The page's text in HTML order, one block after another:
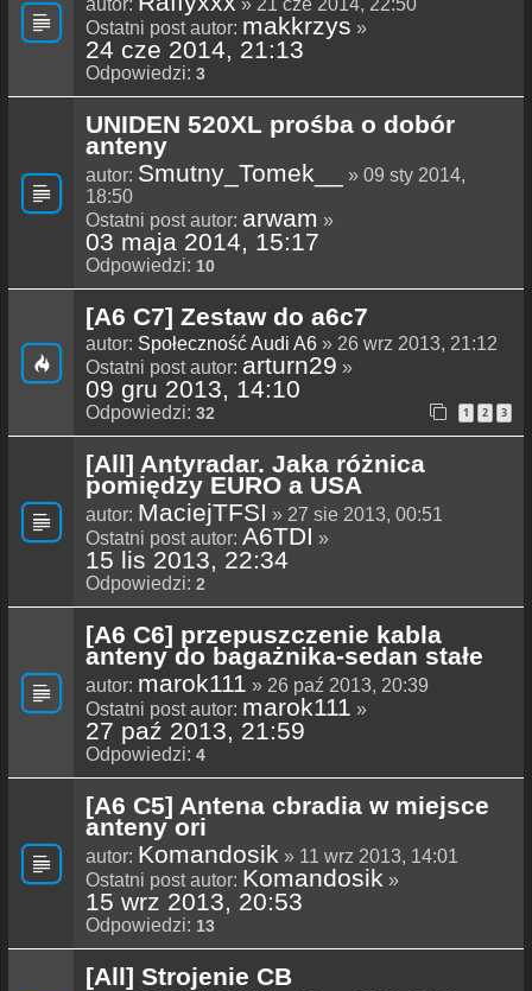
Ostatni post autor: makkrzys »
24 cze 2014, 21:13
Odpowiedzi: 3
UNIDEN 520XL prośba o dobór
anteny
autor: Smutny_Tomek__
» 09 sty 2014,
18:50
Ostatni post autor: arwam »
03 maja 2014, 15:17
Odpowiedzi: 10
[A6 C7] Zestaw do a6c7
autor: Społeczność Audi A6 » 26 wrz 2013, 21:12
Ostatni post autor: arturn29 »
09 gru 2013, 14:10
Odpowiedzi: 32 1 2 3
[All] Antyradar. Jaka różnica
pomiędzy EURO a USA
autor: MaciejTFSI » 27 sie 2013, 00:51
Ostatni post autor: A6TDI »
15 lis 2013, 22:34
Odpowiedzi: 2
[A6 C6] przepuszczenie kabla
anteny do bagażnika-sedan stałe
autor: marok111 » 26 paź 2013, 20:39
Ostatni post autor: marok111 »
27 paź 2013, 21:59
Odpowiedzi: 4
[A6 C5] Antena cbradia w miejsce
anteny ori
autor: Komandosik » 11 wrz 2013, 14:01
Ostatni post autor: Komandosik »
15 wrz 2013, 20:53
Odpowiedzi: 13
[All] Strojenie CB